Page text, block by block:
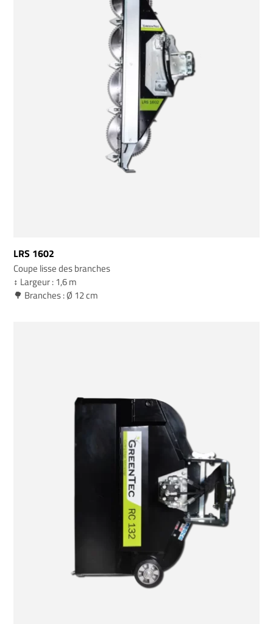
LRS 1602
Coupe lisse des branches
↕️ Largeur : 1,6 m
🌳 Branches : Ø 12 cm